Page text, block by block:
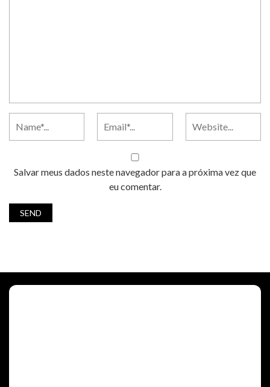
Salvar meus dados neste navegador para a próxima vez que
eu comentar.